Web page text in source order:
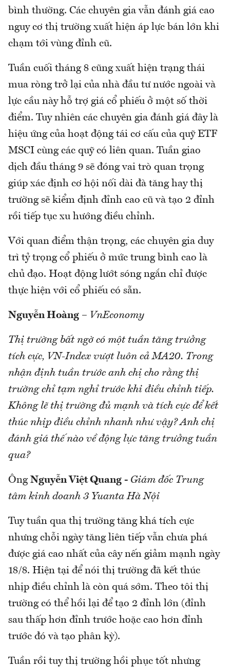
bình thường. Các chuyên gia vẫn đánh giá cao
nguy cơ thị trường xuất hiện áp lực bán lớn khi
chạm tới vùng đỉnh cũ.
Tuần cuối tháng 8 cũng xuất hiện trạng thái
mua ròng trở lại của nhà đầu tư nước ngoài và
lực cầu này hỗ trợ giá cổ phiếu ở một số thời
điểm. Tuy nhiên các chuyên gia đánh giá đây là
hiệu ứng của hoạt động tái cơ cấu của quỹ ETF
MSCI cùng các quỹ có liên quan. Tuần giao
dịch đầu tháng 9 sẽ đóng vai trò quan trọng
giúp xác định cơ hội nối dài đà tăng hay thị
trường sẽ kiểm định đỉnh cao cũ và tạo 2 đỉnh
rồi tiếp tục xu hướng điều chỉnh.
Với quan điểm thận trọng, các chuyên gia duy
trì tỷ trọng cổ phiếu ở mức trung bình cao là
chủ đạo. Hoạt động lướt sóng ngắn chỉ được
thực hiện với cổ phiếu có sẵn.
Nguyễn Hoàng – VnEconomy
Thị trường bất ngờ có một tuần tăng trưởng
tích cực, VN-Index vượt luôn cả MA20. Trong
nhận định tuần trước anh chị cho rằng thị
trường chỉ tạm nghỉ trước khi điều chỉnh tiếp.
Không lẽ thị trường đủ mạnh và tích cực để kết
thúc nhịp điều chỉnh nhanh như vậy? Anh chị
đánh giá thế nào về động lực tăng trưởng tuần
qua?
Ông Nguyễn Việt Quang - Giám đốc Trung
tâm kinh doanh 3 Yuanta Hà Nội
Tuy tuần qua thị trường tăng khá tích cực
nhưng chỗi ngày tăng liên tiếp vẫn chưa phá
được giá cao nhất của cây nến giảm mạnh ngày
18/8. Hiện tại để nói thị trường đã kết thúc
nhịp điều chỉnh là còn quá sớm. Theo tôi thị
trường có thể hồi lại để tạo 2 đỉnh lớn (đỉnh
sau thấp hơn đỉnh trước hoặc cao hơn đỉnh
trước đó và tạo phân kỳ).
Tuần rồi tuy thị trường hồi phục tốt nhưng